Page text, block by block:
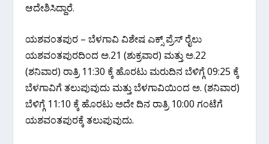
ಆದೇಶಿಸಿದ್ದಾರೆ.
ಯಶವಂತಪುರ – ಬೆಳಗಾವಿ ವಿಶೇಷ ಎಕ್ಸ್ ಪ್ರೆಸ್ ರೈಲು
ಯಶವಂತಪುರದಿಂದ ಅ.21 (ಶುಕ್ರವಾರ) ಮತ್ತು ಅ.22
(ಶನಿವಾರ) ರಾತ್ರಿ 11:30 ಕ್ಕೆ ಹೊರಟು ಮರುದಿನ ಬೆಳಿಗ್ಗೆ 09:25 ಕ್ಕೆ
ಬೆಳಗಾವಿಗೆ ತಲುಪುವುದು ಮತ್ತು ಬೆಳಗಾವಿಯಿಂದ ಅ. (ಶನಿವಾರ)
ಬೆಳಿಗ್ಗೆ 11:10 ಕ್ಕೆ ಹೊರಟು ಅದೇ ದಿನ ರಾತ್ರಿ 10:00 ಗಂಟೆಗೆ
ಯಶವಂತಪುರಕ್ಕೆ ತಲುಪುವುದು.